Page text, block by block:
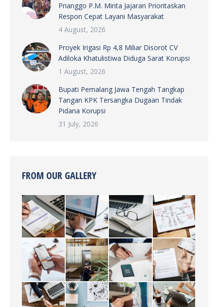
Prianggo P.M. Minta Jajaran Prioritaskan
Respon Cepat Layani Masyarakat
4 August, 2026
Proyek Irigasi Rp 4,8 Miliar Disorot CV
Adiloka Khatulistiwa Diduga Sarat Korupsi
1 August, 2026
Bupati Pemalang Jawa Tengah Tangkap
Tangan KPK Tersangka Dugaan Tindak
Pidana Korupsi
31 July, 2026
FROM OUR GALLERY